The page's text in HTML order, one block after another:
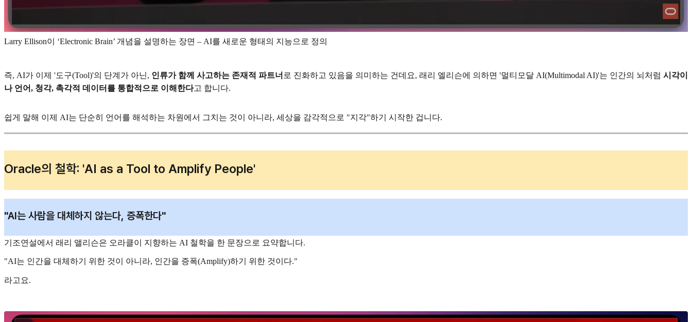
Larry Ellison이 ‘Electronic Brain’ 개념을 설명하는 장면 – AI를 새로운 형태의 지능으로 정의
즉, AI가 이제 '도구(Tool)'의 단계가 아닌, 인류가 함께 사고하는 존재적 파트너 로 진화하고 있음을 의미하는 건데요, 래리 엘리슨에 의하면 '멀티모달 AI(Multimodal AI)'는 인간의 뇌처럼 시각이
나 언어, 청각, 촉각적 데이터를 통합적으로 이해한다고 합니다.
쉽게 말해 이제 AI는 단순히 언어를 해석하는 차원에서 그치는 것이 아니라, 세상을 감각적으로 "지각"하기 시작한 겁니다.
Oracle의 철학: 'AI as a Tool to Amplify People'
"AI는 사람을 대체하지 않는다, 증폭한다"
기조연설에서 래리 앨리슨은 오라클이 지향하는 AI 철학을 한 문장으로 요약합니다.
"AI는 인간을 대체하기 위한 것이 아니라, 인간을 증폭(Amplify)하기 위한 것이다."
라고요.